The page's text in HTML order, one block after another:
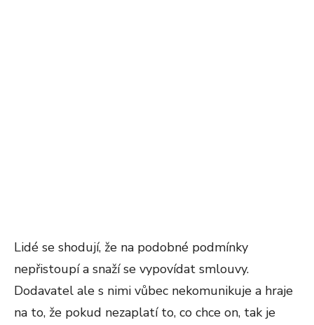
Lidé se shodují, že na podobné podmínky
nepřistoupí a snaží se vypovídat smlouvy.
Dodavatel ale s nimi vůbec nekomunikuje a hraje
na to, že pokud nezaplatí to, co chce on, tak je